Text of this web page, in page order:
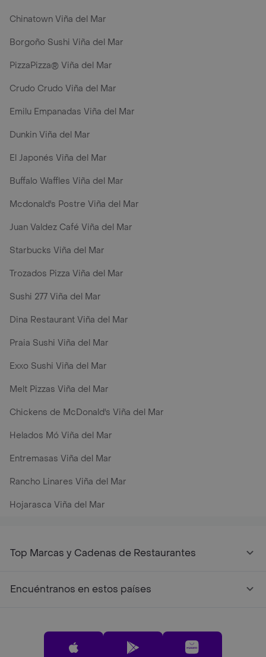
Chinatown Viña del Mar
Borgoño Sushi Viña del Mar
PizzaPizza® Viña del Mar
Crudo Crudo Viña del Mar
Emilu Empanadas Viña del Mar
Dunkin Viña del Mar
El Japonés Viña del Mar
Buffalo Waffles Viña del Mar
Mcdonald's Postre Viña del Mar
Juan Valdez Café Viña del Mar
Starbucks Viña del Mar
Trozados Pizza Viña del Mar
Sushi 277 Viña del Mar
Dina Restaurant Viña del Mar
Praia Sushi Viña del Mar
Exxo Sushi Viña del Mar
Melt Pizzas Viña del Mar
Chickens de McDonald's Viña del Mar
Helados Mó Viña del Mar
Entremasas Viña del Mar
Rancho Linares Viña del Mar
Hojarasca Viña del Mar
Top Marcas y Cadenas de Restaurantes
Encuéntranos en estos países